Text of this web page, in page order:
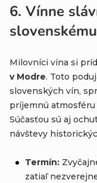
6. Vínne
Milovníci vína si
v Modre. Toto
slovenských vín,
príjemnú
Súčasťou sú aj
návštevy
Termín:
zatiaľ